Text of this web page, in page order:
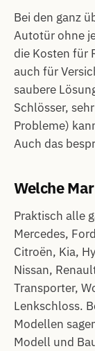
Bei den ganz
Autotür ohne
die Kosten für
auch für
saubere
Schlösser,
Probleme)
Auch das
Welche
Praktisch alle
Mercedes,
Citroën, Kia,
Nissan,
Transporter,
Lenkschloss.
Modellen
Modell und